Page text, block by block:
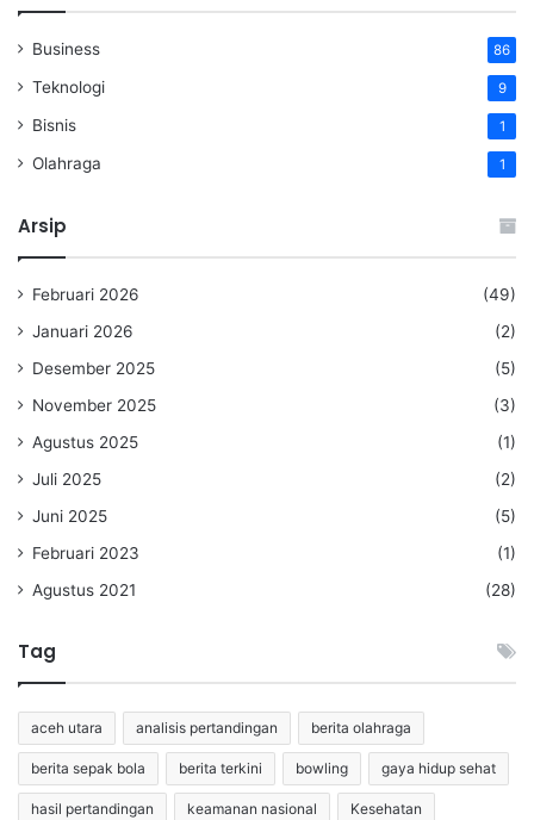
Business 86
Teknologi 9
Bisnis 1
Olahraga 1
Arsip
Februari 2026
(49)
Januari 2026
(2)
Desember 2025
(5)
November 2025
(3)
Agustus 2025
(1)
Juli 2025
(2)
Juni 2025
(5)
Februari 2023
(1)
Agustus 2021
(28)
Tag
aceh utara analisis pertandingan berita olahraga
berita sepak bola berita terkini bowling gaya hidup sehat
hasil pertandingan keamanan nasional Kesehatan